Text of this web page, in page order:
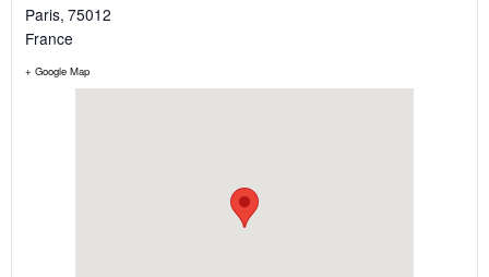
Paris, 75012
France
+ Google Map